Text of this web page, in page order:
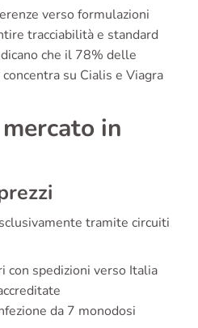
verso formulazioni
tracciabilità e standard
che il 78% delle
su Cialis e Viagra
in
tramite circuiti
con spedizioni verso Italia
da 7 monodosi